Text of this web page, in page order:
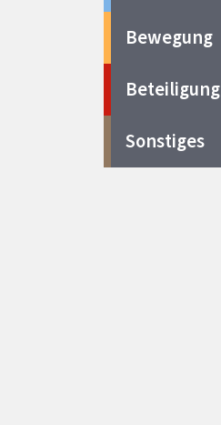
Bewegung
Beteiligung
Sonstiges